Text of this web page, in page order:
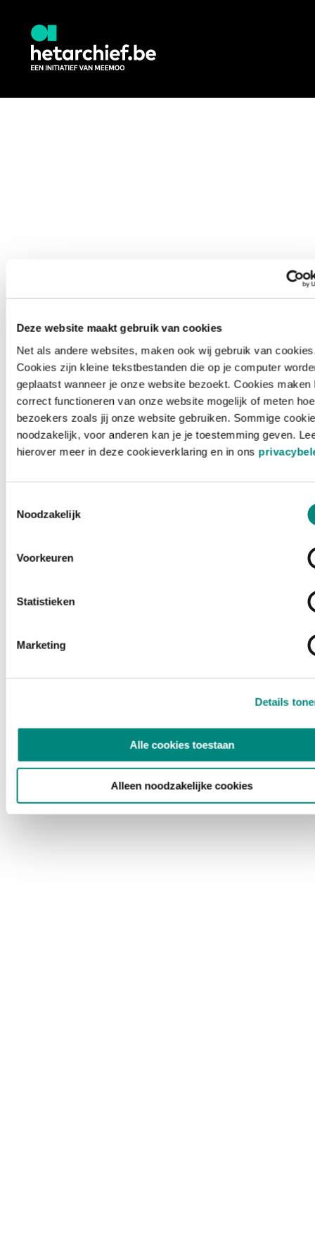
Deze website maakt gebruik van cookies
Net als andere websites, maken ook wij gebruik van
Cookies zijn kleine tekstbestanden die op je computer
geplaatst wanneer je onze website bezoekt. Cookies maken
correct functioneren van onze website mogelijk of meten hoe
bezoekers zoals jij onze website gebruiken. Sommige
noodzakelijk, voor anderen kan je je toestemming geven.
hierover meer in deze cookieverklaring en in ons
Noodzakelijk
Voorkeuren
Statistieken
Marketing
Details
Alle cookies toestaan
Alleen noodzakelijke cookies